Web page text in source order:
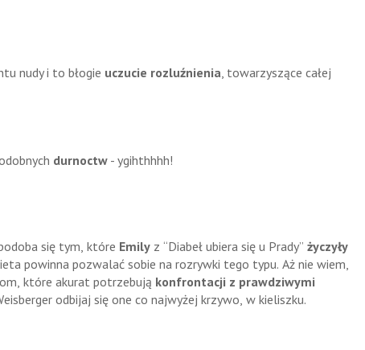
nudy i to błogie uczucie rozluźnienia , towarzyszące całej
durnoctw - ygihthhhh!
się tym, które Emily z “Diabeł ubiera się u Prady” życzyły
powinna pozwalać sobie na rozrywki tego typu. Aż nie wiem,
które akurat potrzebują konfrontacji z prawdziwymi
odbijaj się one co najwyżej krzywo, w kieliszku.